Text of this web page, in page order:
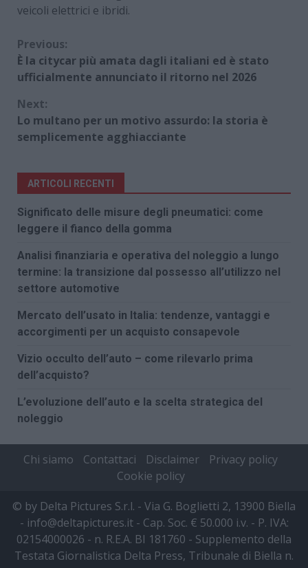
veicoli elettrici e ibridi.
Continue
Reading
Previous:
È la citycar più amata dagli italiani ed è stato
ufficialmente annunciato il ritorno nel 2026
Next:
Lo multano per un motivo assurdo: la storia è
semplicemente agghiacciante
ARTICOLI RECENTI
Significato delle misure degli pneumatici: come
leggere il fianco della gomma
Analisi finanziaria e operativa del noleggio a lungo
termine: la transizione dal possesso all’utilizzo nel
settore automotive
Mercato dell’usato in Italia: tendenze, vantaggi e
accorgimenti per un acquisto consapevole
Vizio occulto dell’auto – come rilevarlo prima
dell’acquisto?
L’evoluzione dell’auto e la scelta strategica del
noleggio
Chi siamo Contattaci Disclaimer
Privacy policy
Cookie policy
© by Delta Pictures S.r.l. - Via G. Boglietti 2, 13900 Biella
- info@deltapictures.it - Cap. Soc. € 50.000 i.v. - P. IVA:
02154000026 - n. R.E.A. BI 181760 - Supplemento della
Testata Giornalistica Delta Press, Tribunale di Biella n.